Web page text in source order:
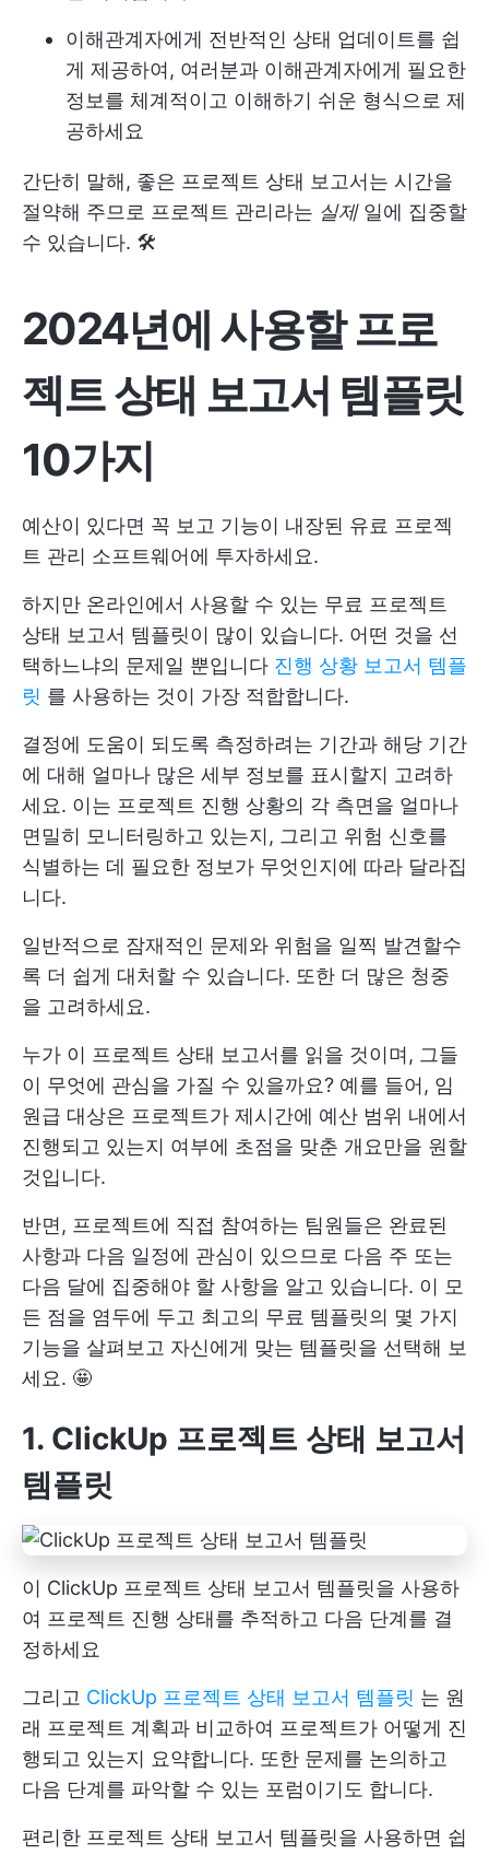
이해관계자에게 전반적인 상태 업데이트를 쉽
게 제공하여, 여러분과 이해관계자에게 필요한
정보를 체계적이고 이해하기 쉬운 형식으로 제
공하세요
간단히 말해, 좋은 프로젝트 상태 보고서는 시간을
절약해 주므로 프로젝트 관리라는 실제일에 집중할
수 있습니다. 🛠️
2024년에 사용할 프로
젝트 상태 보고서 템플릿
10가지
예산이 있다면 꼭 보고 기능이 내장된 유료 프로젝
트 관리 소프트웨어에 투자하세요.
하지만 온라인에서 사용할 수 있는 무료 프로젝트
상태 보고서 템플릿이 많이 있습니다. 어떤 것을 선
택하느냐의 문제일 뿐입니다 진행 상황 보고서 템플
릿 를 사용하는 것이 가장 적합합니다.
결정에 도움이 되도록 측정하려는 기간과 해당 기간
에 대해 얼마나 많은 세부 정보를 표시할지 고려하
세요. 이는 프로젝트 진행 상황의 각 측면을 얼마나
면밀히 모니터링하고 있는지, 그리고 위험 신호를
식별하는 데 필요한 정보가 무엇인지에 따라 달라집
니다.
일반적으로 잠재적인 문제와 위험을 일찍 발견할수
록 더 쉽게 대처할 수 있습니다. 또한 더 많은 청중
을 고려하세요.
누가 이 프로젝트 상태 보고서를 읽을 것이며, 그들
이 무엇에 관심을 가질 수 있을까요? 예를 들어, 임
원급 대상은 프로젝트가 제시간에 예산 범위 내에서
진행되고 있는지 여부에 초점을 맞춘 개요만을 원할
것입니다.
반면, 프로젝트에 직접 참여하는 팀원들은 완료된
사항과 다음 일정에 관심이 있으므로 다음 주 또는
다음 달에 집중해야 할 사항을 알고 있습니다. 이 모
든 점을 염두에 두고 최고의 무료 템플릿의 몇 가지
기능을 살펴보고 자신에게 맞는 템플릿을 선택해 보
세요. 🤩
1. ClickUp 프로젝트 상태 보고서
템플릿
이 ClickUp 프로젝트 상태 보고서 템플릿을 사용하
여 프로젝트 진행 상태를 추적하고 다음 단계를 결
정하세요
그리고 ClickUp 프로젝트 상태 보고서 템플릿 는 원
래 프로젝트 계획과 비교하여 프로젝트가 어떻게 진
행되고 있는지 요약합니다. 또한 문제를 논의하고
다음 단계를 파악할 수 있는 포럼이기도 합니다.
편리한 프로젝트 상태 보고서 템플릿을 사용하면 쉽